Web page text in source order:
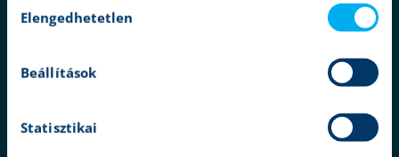
kiválasztása
Elengedhetetlen
Beállítások
Statisztikai